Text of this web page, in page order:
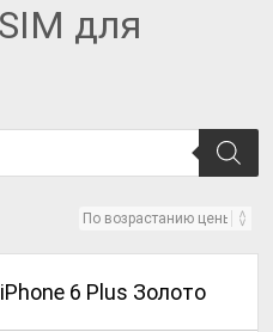
для
6 Plus Золото